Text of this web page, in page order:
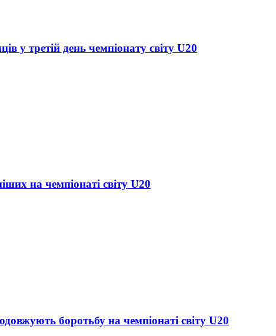
у третій день чемпіонату світу U20
на чемпіонаті світу U20
боротьбу на чемпіонаті світу U20